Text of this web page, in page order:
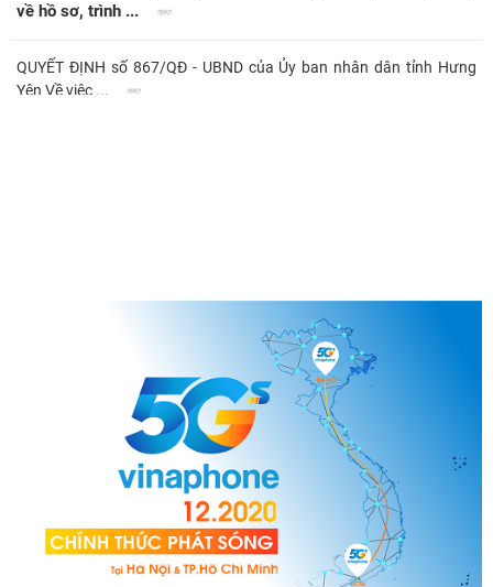
về hồ sơ, trình ...
QUYẾT ĐỊNH số 867/QĐ - UBND của Ủy ban nhân dân tỉnh Hưng
Yên Về việc ...